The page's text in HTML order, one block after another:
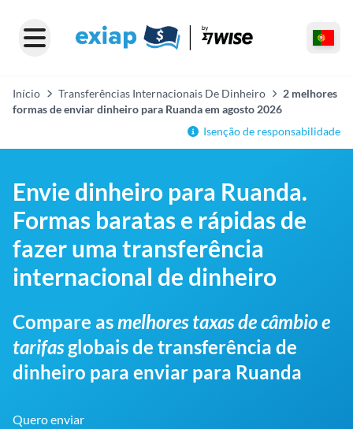
Início Transferências Internacionais De Dinheiro
2 melhores
formas de enviar dinheiro para Ruanda em agosto 2026
Isenção de responsabilidade
Envie dinheiro para Ruanda.
Formas baratas e rápidas de
fazer uma transferência
internacional de dinheiro
Compare asmelhores taxas de câmbio e
tarifasglobais de transferência de
dinheiro para enviar para Ruanda
Quero enviar